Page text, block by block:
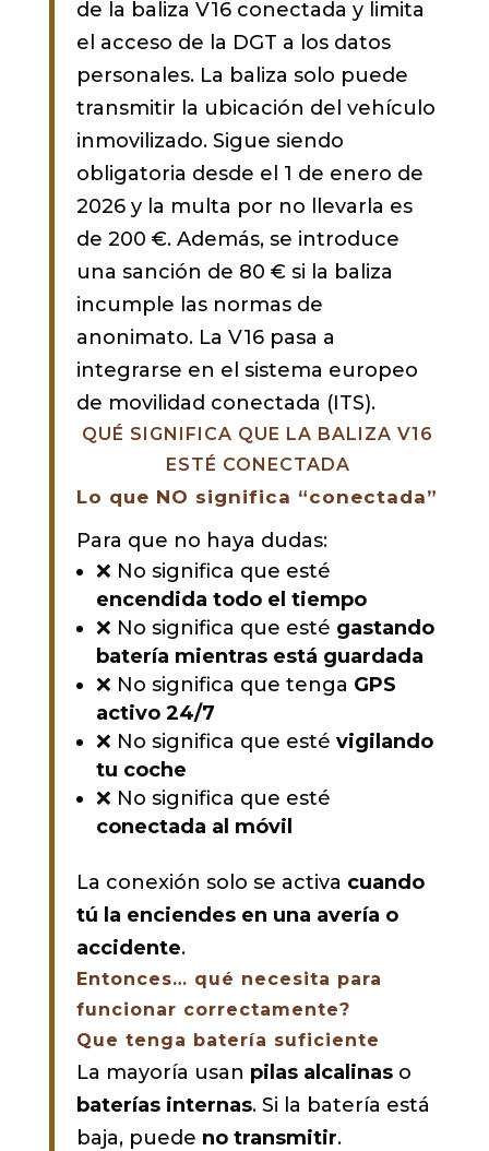
de la baliza V16 conectada y limita
el acceso de la DGT a los datos
personales. La baliza solo puede
transmitir la ubicación del vehículo
inmovilizado. Sigue siendo
obligatoria desde el 1 de enero de
2026 y la multa por no llevarla es
de 200 €. Además, se introduce
una sanción de 80 € si la baliza
incumple las normas de
anonimato. La V16 pasa a
integrarse en el sistema europeo
de movilidad conectada (ITS).
QUÉ SIGNIFICA QUE LA BALIZA V16
ESTÉ CONECTADA
Lo que NO significa “conectada”
Para que no haya dudas:
❌ No significa que esté
encendida todo el tiempo
❌ No significa que esté gastando
batería mientras está guardada
❌ No significa que tenga GPS
activo 24/7
❌ No significa que esté vigilando
tu coche
❌ No significa que esté
conectada al móvil
La conexión solo se activa cuando
tú la enciendes en una avería o
accidente.
Entonces… qué necesita para
funcionar correctamente?
Que tenga batería suficiente
La mayoría usan pilas alcalinaso
baterías internas. Si la batería está
baja, puede no transmitir.